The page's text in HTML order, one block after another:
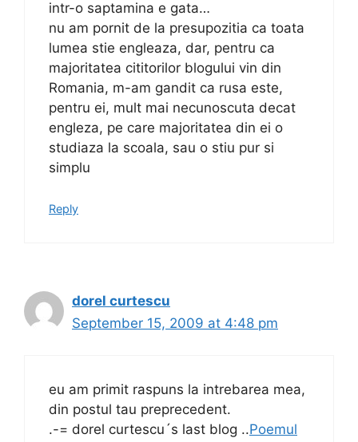
intr-o saptamina e gata…
nu am pornit de la presupozitia ca toata
lumea stie engleaza, dar, pentru ca
majoritatea cititorilor blogului vin din
Romania, m-am gandit ca rusa este,
pentru ei, mult mai necunoscuta decat
engleza, pe care majoritatea din ei o
studiaza la scoala, sau o stiu pur si
simplu
Reply
dorel curtescu
September 15, 2009 at 4:48 pm
eu am primit raspuns la intrebarea mea,
din postul tau preprecedent.
.-= dorel curtescu´s last blog ..Poemul